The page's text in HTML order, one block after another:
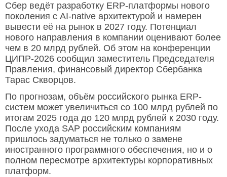
Сбер ведёт разработку ERP-платформы нового
поколения с AI-native архитектурой и намерен
вывести её на рынок в 2027 году. Потенциал
нового направления в компании оценивают более
чем в 20 млрд рублей. Об этом на конференции
ЦИПР-2026 сообщил заместитель Председателя
Правления, финансовый директор Сбербанка
Тарас Скворцов.
По прогнозам, объём российского рынка ERP-
систем может увеличиться со 100 млрд рублей по
итогам 2025 года до 120 млрд рублей к 2030 году.
После ухода SAP российским компаниям
пришлось задуматься не только о замене
иностранного программного обеспечения, но и о
полном пересмотре архитектуры корпоративных
платформ.